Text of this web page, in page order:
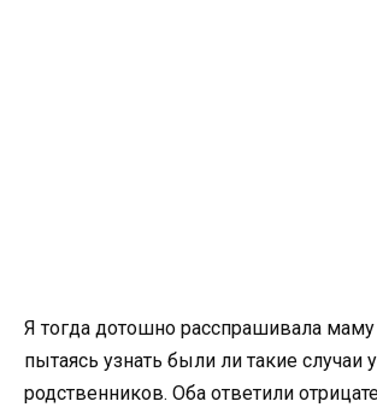
Я тогда дотошно расспрашивала
пытаясь узнать были ли такие случаи
родственников. Оба ответили